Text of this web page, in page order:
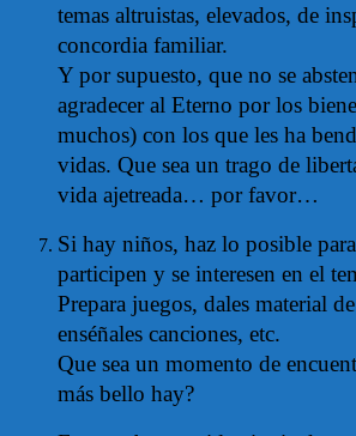
temas altruistas, elevados, de
concordia familiar.
Y por supuesto, que no se
agradecer al Eterno por los
muchos) con los que les ha
vidas. Que sea un trago de
vida ajetreada… por favor…
Si hay niños, haz lo posible
participen y se interesen en el
Prepara juegos, dales material
enséñales canciones, etc.
Que sea un momento de
más bello hay?